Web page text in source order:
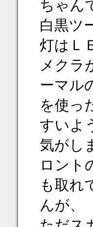
ちゃん
白黒ツ
灯はＬ
メクラ
ーマル
を使っ
すいよ
気がし
ロント
も取れ
んが、